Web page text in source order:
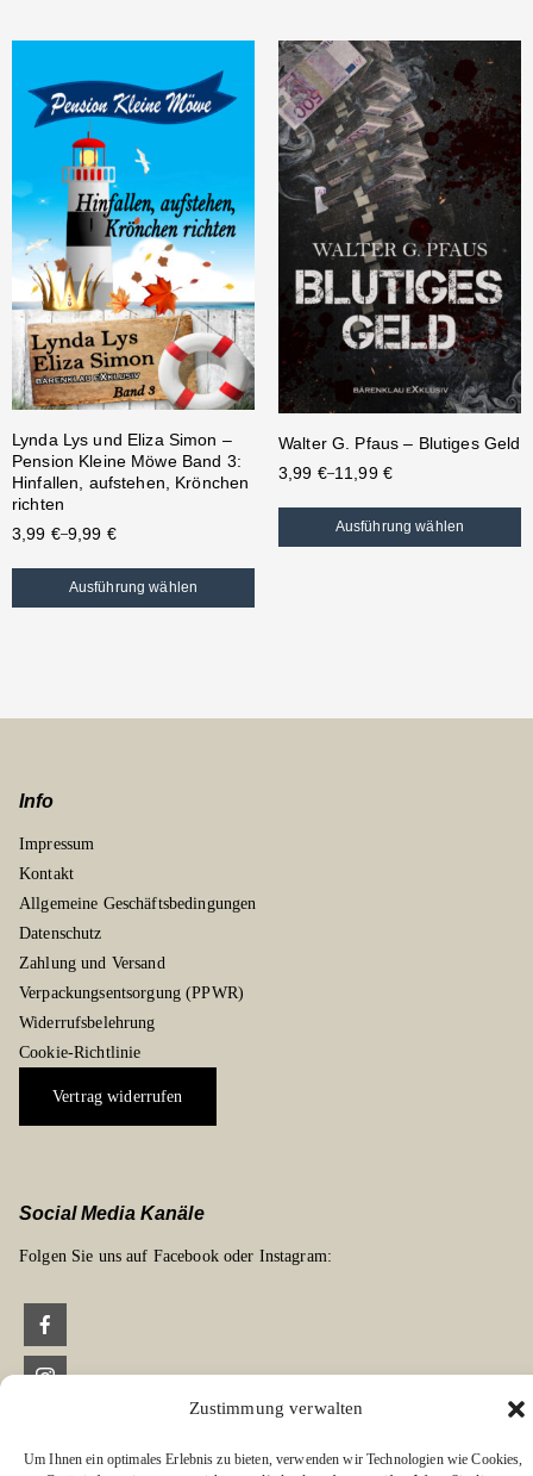
Zustimmung verwalten
Um Ihnen ein optimales Erlebnis zu bieten, verwenden wir Technologien wie Cookies,
Lynda Lys und Eliza Simon –
Pension Kleine Möwe Band 3:
Hinfallen, aufstehen, Krönchen
richten
3,99 €–9,99 €
Ausführung wählen
Walter G. Pfaus – Blutiges Geld
3,99 €–11,99 €
Ausführung wählen
Info
Impressum
Kontakt
Allgemeine Geschäftsbedingungen
Datenschutz
Zahlung und Versand
Verpackungsentsorgung (PPWR)
Widerrufsbelehrung
Cookie-Richtlinie
Vertrag widerrufen
Social Media Kanäle
Folgen Sie uns auf Facebook oder Instagram:
Links zu unseren Partnerverlagen
Edition Bärenklau